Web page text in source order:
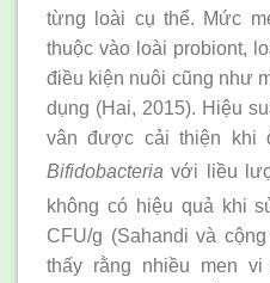
từng loài cụ thể. Mức
thuộc vào loài probiont,
điều kiện nuôi cũng như
dụng (Hai, 2015). Hiệu
vân được cải thiện khi
Bifidobacteria với liều
không có hiệu quả khi
CFU/g (Sahandi và
thấy rằng nhiều men